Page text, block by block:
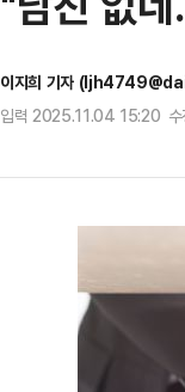
이지희 기자
입력 2025.11.04 15:20